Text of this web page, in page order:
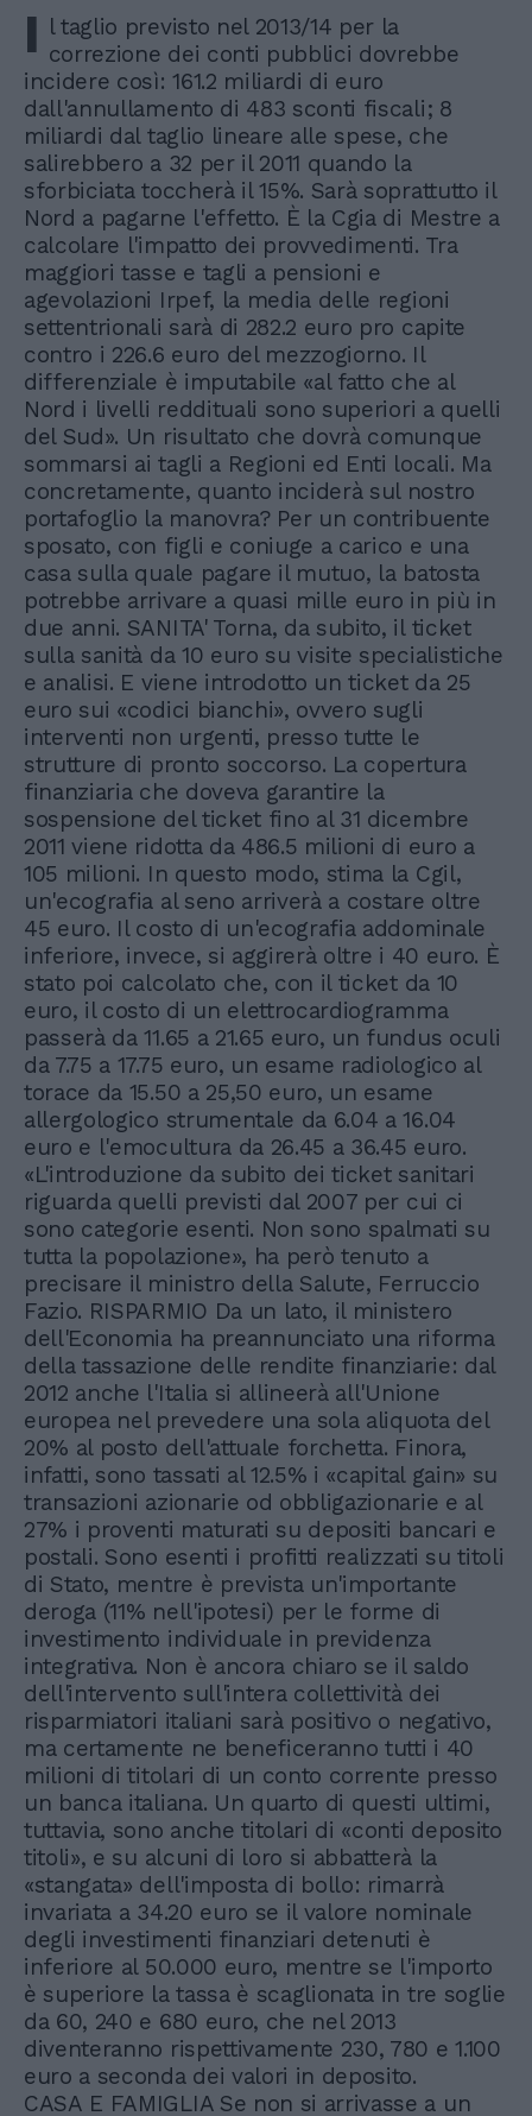
I l taglio previsto nel 2013/14 per la
correzione dei conti pubblici dovrebbe
incidere così: 161.2 miliardi di euro
dall'annullamento di 483 sconti fiscali; 8
miliardi dal taglio lineare alle spese, che
salirebbero a 32 per il 2011 quando la
sforbiciata toccherà il 15%. Sarà soprattutto il
Nord a pagarne l'effetto. È la Cgia di Mestre a
calcolare l'impatto dei provvedimenti. Tra
maggiori tasse e tagli a pensioni e
agevolazioni Irpef, la media delle regioni
settentrionali sarà di 282.2 euro pro capite
contro i 226.6 euro del mezzogiorno. Il
differenziale è imputabile «al fatto che al
Nord i livelli reddituali sono superiori a quelli
del Sud». Un risultato che dovrà comunque
sommarsi ai tagli a Regioni ed Enti locali. Ma
concretamente, quanto inciderà sul nostro
portafoglio la manovra? Per un contribuente
sposato, con figli e coniuge a carico e una
casa sulla quale pagare il mutuo, la batosta
potrebbe arrivare a quasi mille euro in più in
due anni. SANITA' Torna, da subito, il ticket
sulla sanità da 10 euro su visite specialistiche
e analisi. E viene introdotto un ticket da 25
euro sui «codici bianchi», ovvero sugli
interventi non urgenti, presso tutte le
strutture di pronto soccorso. La copertura
finanziaria che doveva garantire la
sospensione del ticket fino al 31 dicembre
2011 viene ridotta da 486.5 milioni di euro a
105 milioni. In questo modo, stima la Cgil,
un'ecografia al seno arriverà a costare oltre
45 euro. Il costo di un'ecografia addominale
inferiore, invece, si aggirerà oltre i 40 euro. È
stato poi calcolato che, con il ticket da 10
euro, il costo di un elettrocardiogramma
passerà da 11.65 a 21.65 euro, un fundus oculi
da 7.75 a 17.75 euro, un esame radiologico al
torace da 15.50 a 25,50 euro, un esame
allergologico strumentale da 6.04 a 16.04
euro e l'emocultura da 26.45 a 36.45 euro.
«L'introduzione da subito dei ticket sanitari
riguarda quelli previsti dal 2007 per cui ci
sono categorie esenti. Non sono spalmati su
tutta la popolazione», ha però tenuto a
precisare il ministro della Salute, Ferruccio
Fazio. RISPARMIO Da un lato, il ministero
dell'Economia ha preannunciato una riforma
della tassazione delle rendite finanziarie: dal
2012 anche l'Italia si allineerà all'Unione
europea nel prevedere una sola aliquota del
20% al posto dell'attuale forchetta. Finora,
infatti, sono tassati al 12.5% i «capital gain» su
transazioni azionarie od obbligazionarie e al
27% i proventi maturati su depositi bancari e
postali. Sono esenti i profitti realizzati su titoli
di Stato, mentre è prevista un'importante
deroga (11% nell'ipotesi) per le forme di
investimento individuale in previdenza
integrativa. Non è ancora chiaro se il saldo
dell'intervento sull'intera collettività dei
risparmiatori italiani sarà positivo o negativo,
ma certamente ne beneficeranno tutti i 40
milioni di titolari di un conto corrente presso
un banca italiana. Un quarto di questi ultimi,
tuttavia, sono anche titolari di «conti deposito
titoli», e su alcuni di loro si abbatterà la
«stangata» dell'imposta di bollo: rimarrà
invariata a 34.20 euro se il valore nominale
degli investimenti finanziari detenuti è
inferiore al 50.000 euro, mentre se l'importo
è superiore la tassa è scaglionata in tre soglie
da 60, 240 e 680 euro, che nel 2013
diventeranno rispettivamente 230, 780 e 1.100
euro a seconda dei valori in deposito.
CASA E FAMIGLIA Se non si arrivasse a un